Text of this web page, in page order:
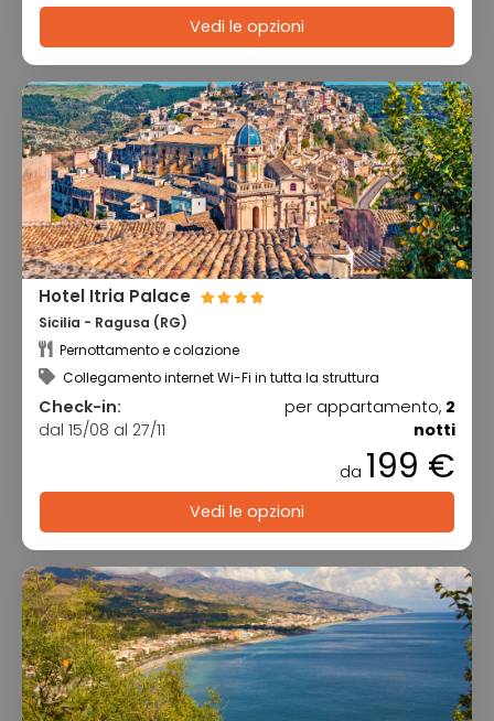
Vedi le opzioni
Hotel Itria Palace
Sicilia - Ragusa (RG)
Pernottamento e colazione
Collegamento internet Wi-Fi in tutta la struttura
Check-in:
dal 15/08 al 27/11
per appartamento, 2
notti
da 199 €
Vedi le opzioni